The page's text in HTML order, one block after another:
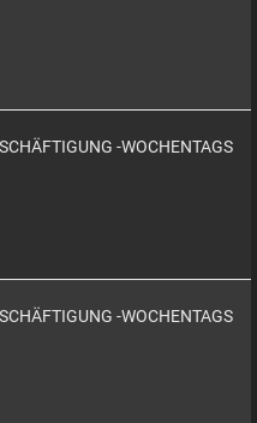
-WOCHENTAGS
-WOCHENTAGS